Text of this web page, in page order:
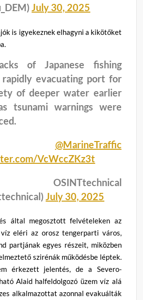
July 30, 2025
is igyekeznek elhagyni a kikötőket
of Japanese fishing
rapidly evacuating port for
of deeper water earlier
tsunami warnings were
@MarineTraffic
VcWccZKz3t
July 30, 2025
által megosztott felvételeken az
eléri az orosz tengerparti város,
partjának egyes részeit, miközben
szirénák működésbe léptek.
érkezett jelentés, de a Severo-
Alaid halfeldolgozó üzem víz alá
alkalmazottat azonnal evakuálták